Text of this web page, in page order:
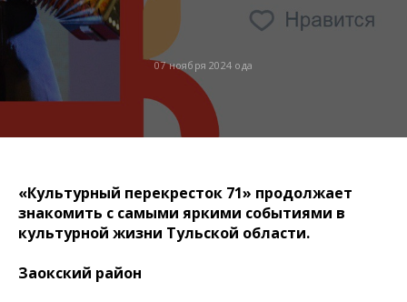
07 ноября 2024 ода
«Культурный перекресток 71» продолжает
знакомить с самыми яркими событиями в
культурной жизни Тульской области.
Заокский район